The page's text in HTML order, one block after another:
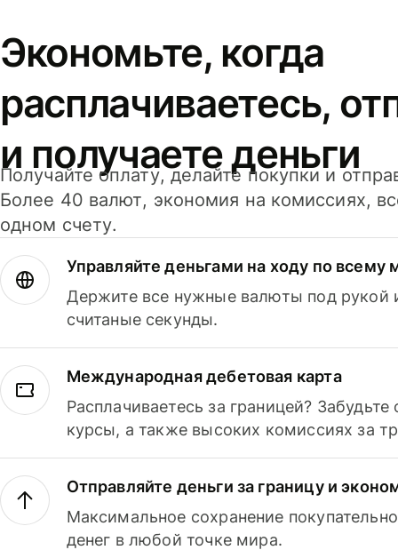
Экономьте, когда
расплачиваетесь,
и получаете деньги
Получайте оплату, делайте покупки и
Более 40 валют, экономия на комиссиях,
одном счету.
Управляйте деньгами на ходу по всему
Держите все нужные валюты под рукой
считаные секунды.
Международная дебетовая карта
Расплачиваетесь за границей?
курсы, а также высоких комиссиях за
Отправляйте деньги за границу и
Максимальное сохранение
денег в любой точке мира.